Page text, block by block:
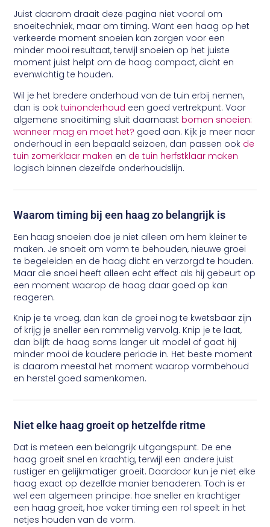
Juist daarom draait deze pagina niet vooral om
snoeitechniek, maar om timing. Want een haag op het
verkeerde moment snoeien kan zorgen voor een
minder mooi resultaat, terwijl snoeien op het juiste
moment juist helpt om de haag compact, dicht en
evenwichtig te houden.
Wil je het bredere onderhoud van de tuin erbij nemen,
dan is ooktuinonderhoud een goed vertrekpunt. Voor
algemene snoeitiming sluit daarnaast bomen snoeien:
wanneer mag en moet het? goed aan. Kijk je meer naar
onderhoud in een bepaald seizoen, dan passen ook de
tuin zomerklaar maken en de tuin herfstklaar maken
logisch binnen dezelfde onderhoudslijn.
Waarom timing bij een haag zo belangrijk is
Een haag snoeien doe je niet alleen om hem kleiner te
maken. Je snoeit om vorm te behouden, nieuwe groei
te begeleiden en de haag dicht en verzorgd te houden.
Maar die snoei heeft alleen echt effect als hij gebeurt op
een moment waarop de haag daar goed op kan
reageren.
Knip je te vroeg, dan kan de groei nog te kwetsbaar zijn
of krijg je sneller een rommelig vervolg. Knip je te laat,
dan blijft de haag soms langer uit model of gaat hij
minder mooi de koudere periode in. Het beste moment
is daarom meestal het moment waarop vormbehoud
en herstel goed samenkomen.
Niet elke haag groeit op hetzelfde ritme
Dat is meteen een belangrijk uitgangspunt. De ene
haag groeit snel en krachtig, terwijl een andere juist
rustiger en gelijkmatiger groeit. Daardoor kun je niet elke
haag exact op dezelfde manier benaderen. Toch is er
wel een algemeen principe: hoe sneller en krachtiger
een haag groeit, hoe vaker timing een rol speelt in het
netjes houden van de vorm.